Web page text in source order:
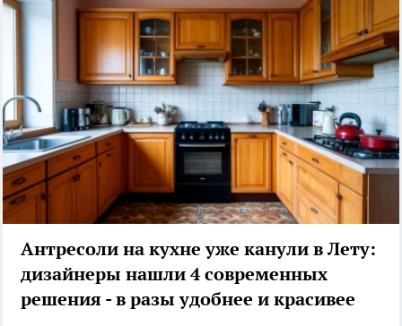
Антресоли на кухне уже канули в Лету:
дизайнеры нашли 4 современных
решения - в разы удобнее и красивее